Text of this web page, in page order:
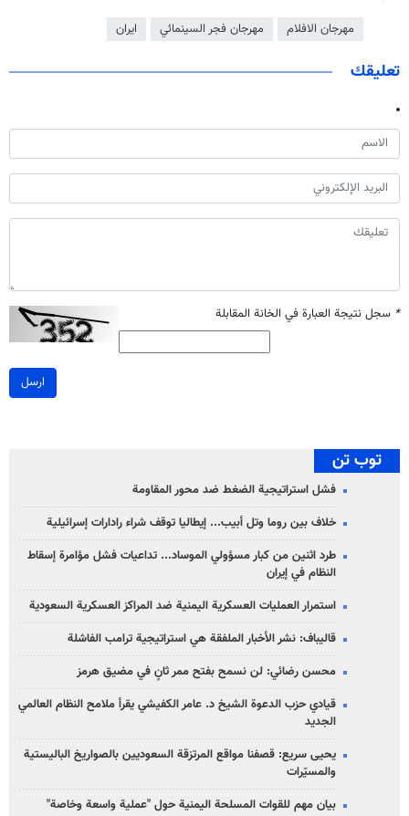
مهرجان الافلام مهرجان فجر السينمائي ايران
تعليقك
* سجل نتيجة العبارة في الخانة المقابلة
ارسل
توب تن
فشل استراتيجية الضغط ضد محور المقاومة
خلاف بين روما وتل أبيب... إيطاليا توقف شراء رادارات إسرائيلية
طرد اثنين من كبار مسؤولي الموساد... تداعيات فشل مؤامرة إسقاط
النظام في إيران
استمرار العمليات العسكرية اليمنية ضد المراكز العسكرية السعودية
قاليباف: نشر الأخبار الملفقة هي استراتيجية ترامب الفاشلة
محسن رضائي: لن نسمح بفتح ممر ثانٍ في مضيق هرمز
قيادي حزب الدعوة الشيخ د. عامر الكفيشي يقرأ ملامح النظام العالمي
الجديد
يحيى سريع: قصفنا مواقع المرتزقة السعوديين بالصواريخ الباليستية
والمسيّرات
بيان مهم للقوات المسلحة اليمنية حول "عملية واسعة وخاصة"